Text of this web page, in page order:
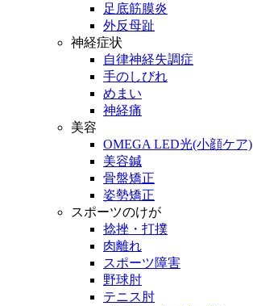
足底筋膜炎
外反母趾
神経症状
自律神経失調症
手のしびれ
めまい
神経痛
美容
OMEGA LED光(小顔ケア)
美容鍼
骨盤矯正
姿勢矯正
スポーツのけが
捻挫・打撲
肉離れ
スポーツ障害
野球肘
テニス肘